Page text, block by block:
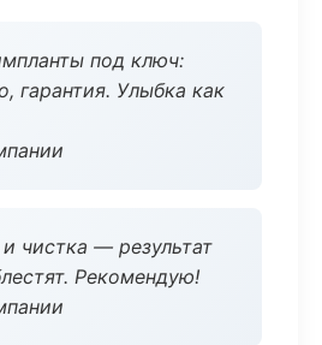
под ключ:
гарантия. Улыбка как
чистка — результат
Рекомендую!